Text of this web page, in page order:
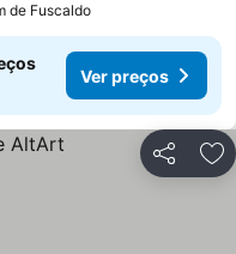
de Fuscaldo
Ver preços
Partilhar